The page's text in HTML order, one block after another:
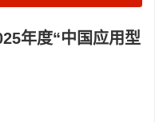
年度“中国应用型